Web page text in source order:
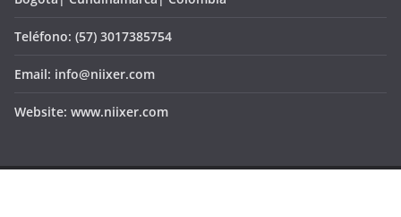
Teléfono: (57) 3017385754
Email: info@niixer.com
Website: www.niixer.com